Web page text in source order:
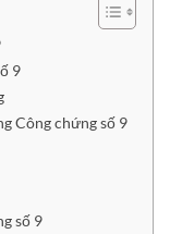
9
Công chứng số 9
số 9